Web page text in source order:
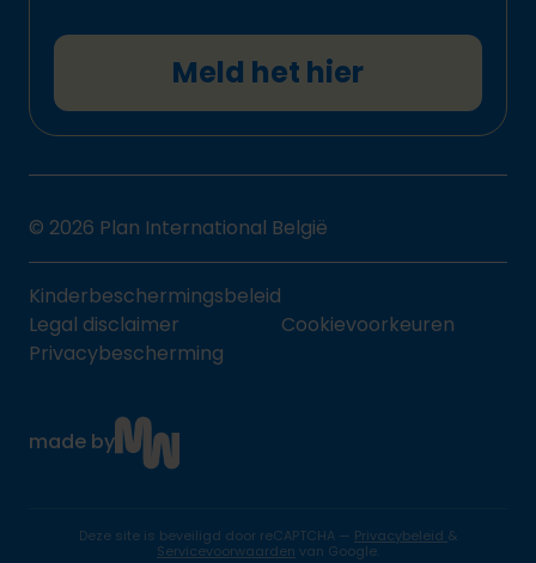
Meld het hier
© 2026 Plan International België
Kinderbeschermingsbeleid
Legal disclaimer
Privacybescherming
Cookievoorkeuren
made by
Deze site is beveiligd door reCAPTCHA — Privacybeleid &
Servicevoorwaarden van Google.